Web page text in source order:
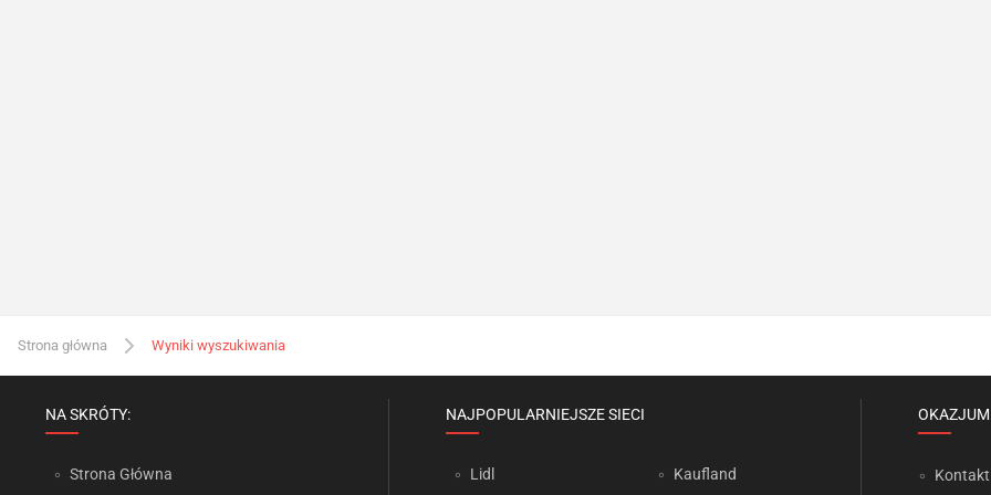
Strona główna Wyniki wyszukiwania
NA SKRÓTY:
Strona Główna
NAJPOPULARNIEJSZE SIECI
Lidl Kaufland Kontakt